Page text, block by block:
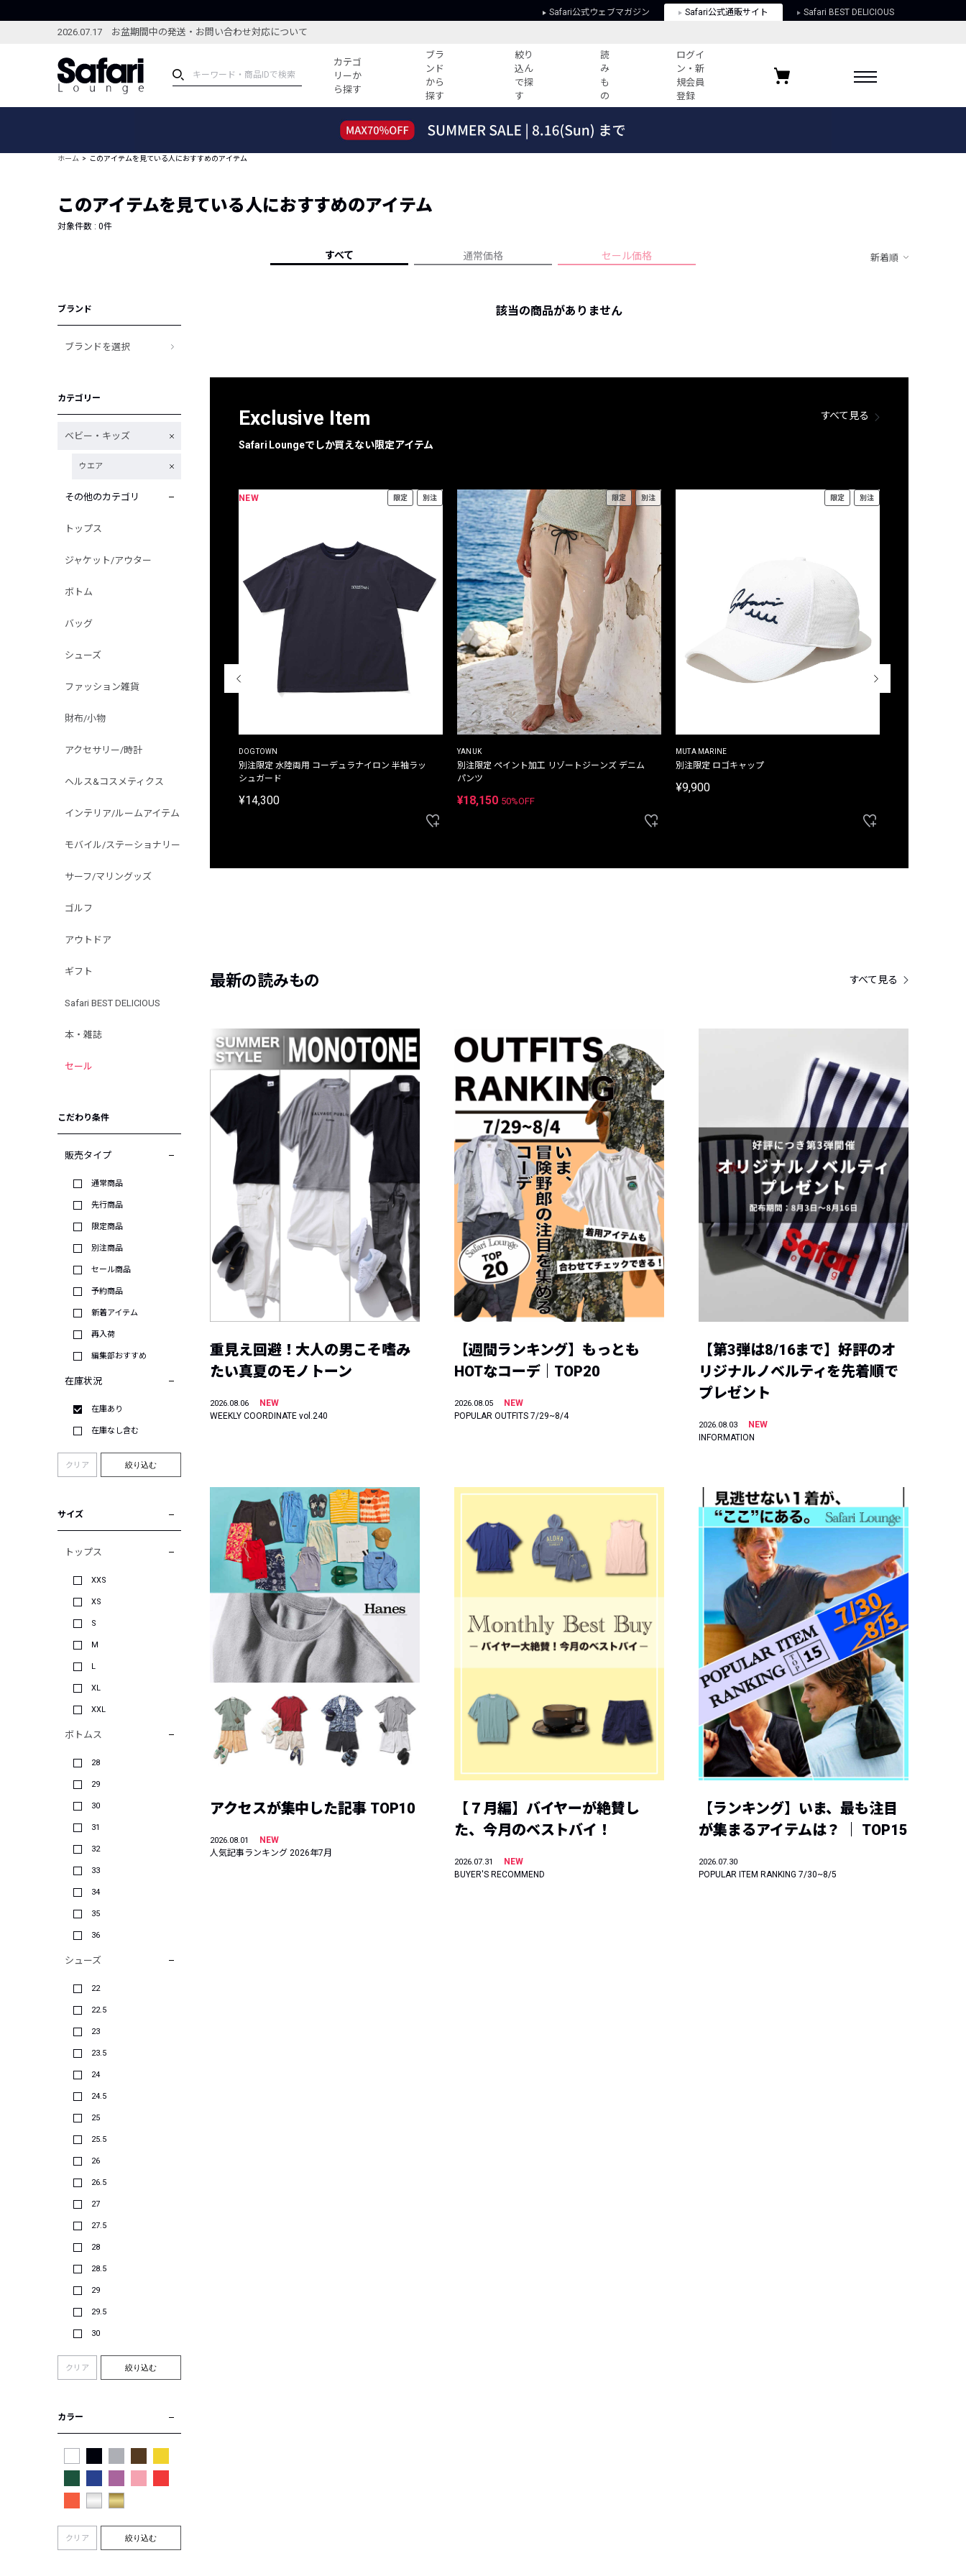
Safari公式ウェブマガジン Safari公式通販サイト Safari BEST DELICIOUS
2026.07.17 お盆期間中の発送・お問い合わせ対応について
カテゴ
リーか
ら探す
ブラ
ンド
から
探す
絞り
込ん
で探
す
読
み
も
の
ログイ
ン・新
規会員
登録
ブランドから探す
新着アイテム
編集部のおすすめアイテム
特集記事
コーディネート
すべての記事
ーデ紹介
人気記事ランキング
フォーカスブランド
プライバシーポリシー
お気に入りブランド
ホーム このアイテムを見ている人におすすめのアイテム
このアイテムを見ている人におすすめのアイテム
対象件数 : 0件
すべて 通常価格 セール価格 新着順
ブランド
ブランドを選択
カテゴリー
ベビー・キッズ
ウエア
その他のカテゴリ
トップス
ジャケット/アウター
ボトム
バッグ
シューズ
ファッション雑貨
財布/小物
アクセサリー/時計
ヘルス&コスメティクス
インテリア/ルームアイテム
モバイル/ステーショナリー
サーフ/マリングッズ
ゴルフ
アウトドア
ギフト
Safari BEST DELICIOUS
本・雑誌
セール
こだわり条件
販売タイプ
通常商品
先行商品
限定商品
別注商品
セール商品
予約商品
新着アイテム
再入荷
編集部おすすめ
在庫状況
在庫あり
在庫なし含む
クリア 絞り込む
サイズ
トップス
XXS
XS
S
M
L
XL
XXL
ボトムス
28
29
30
31
32
33
34
35
36
シューズ
22
22.5
23
23.5
24
24.5
25
25.5
26
26.5
27
27.5
28
28.5
29
29.5
30
クリア 絞り込む
カラー
クリア 絞り込む
該当の商品がありません
Exclusive Item
Safari Loungeでしか買えない限定アイテム
すべて見る
THE DUFFER OF ST.GEORGE
プリントTシャツ
NEW 限定 別注
DOGTOWN
別注限定 水陸両用 コーデュラナイロン 半袖ラッ
シュガード
¥14,300
限定 別注
YANUK
別注限定 ペイント加工 リゾートジーンズ デニム
パンツ
¥18,150 50%OFF
限定 別注
MUTA MARINE
別注限定 ロゴキャップ
¥9,900
最新の読みもの すべて見る
重見え回避！大人の男こそ嗜み
たい真夏のモノトーン
2026.08.06
NEW
WEEKLY COORDINATE vol.240
【週間ランキング】もっとも
HOTなコーデ｜TOP20
2026.08.05
NEW
POPULAR OUTFITS 7/29~8/4
【第3弾は8/16まで】好評のオ
リジナルノベルティを先着順で
プレゼント
2026.08.03
NEW
INFORMATION
アクセスが集中した記事 TOP10
2026.08.01
NEW
人気記事ランキング 2026年7月
【７月編】バイヤーが絶賛し
た、今月のベストバイ！
2026.07.31
NEW
BUYER'S RECOMMEND
【ランキング】いま、最も注目
が集まるアイテムは？ ｜ TOP15
2026.07.30
POPULAR ITEM RANKING 7/30~8/5